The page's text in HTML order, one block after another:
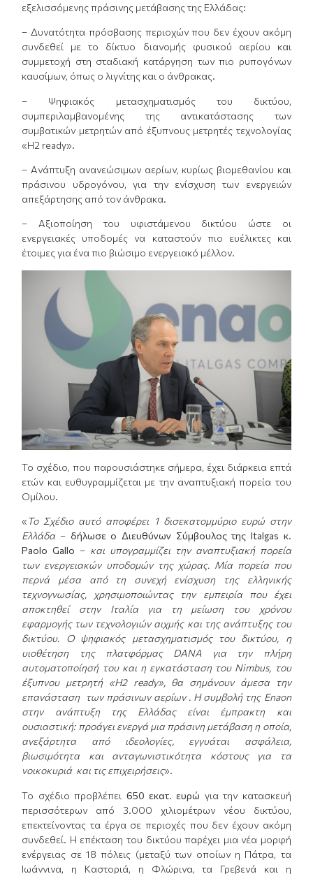
εξελισσόμενης πράσινης μετάβασης της Ελλάδας:
– Δυνατότητα πρόσβασης περιοχών που δεν έχουν ακόμη
συνδεθεί με το δίκτυο διανομής φυσικού αερίου και
συμμετοχή στη σταδιακή κατάργηση των πιο ρυπογόνων
καυσίμων, όπως ο λιγνίτης και ο άνθρακας.
– Ψηφιακός μετασχηματισμός του δικτύου,
συμπεριλαμβανομένης της αντικατάστασης των
συμβατικών μετρητών από έξυπνους μετρητές τεχνολογίας
«H2 ready».
– Ανάπτυξη ανανεώσιμων αερίων, κυρίως βιομεθανίου και
πράσινου υδρογόνου, για την ενίσχυση των ενεργειών
απεξάρτησης από τον άνθρακα.
– Αξιοποίηση του υφιστάμενου δικτύου ώστε οι
ενεργειακές υποδομές να καταστούν πιο ευέλικτες και
έτοιμες για ένα πιο βιώσιμο ενεργειακό μέλλον.
Το σχέδιο, που παρουσιάστηκε σήμερα, έχει διάρκεια επτά
ετών και ευθυγραμμίζεται με την αναπτυξιακή πορεία του
Ομίλου.
«Το Σχέδιο αυτό αποφέρει 1 δισεκατομμύριο ευρώ στην
Ελλάδα– δήλωσε ο Διευθύνων Σύμβουλος της Italgas κ.
Paolo Gallo – και υπογραμμίζει την αναπτυξιακή πορεία
των ενεργειακών υποδομών της χώρας. Μία πορεία που
περνά μέσα από τη συνεχή ενίσχυση της ελληνικής
τεχνογνωσίας, χρησιμοποιώντας την εμπειρία που έχει
αποκτηθεί στην Ιταλία για τη μείωση του χρόνου
εφαρμογής των τεχνολογιών αιχμής και της ανάπτυξης του
δικτύου. Ο ψηφιακός μετασχηματισμός του δικτύου, η
υιοθέτηση της πλατφόρμας DANA για την πλήρη
αυτοματοποίησή του και η εγκατάσταση του Nimbus, του
έξυπνου μετρητή «H2 ready», θα σημάνουν άμεσα την
επανάσταση των πράσινων αερίων . Η συμβολή της Enaon
στην ανάπτυξη της Ελλάδας είναι έμπρακτη και
ουσιαστική: προάγει ενεργά μια πράσινη μετάβαση η οποία,
ανεξάρτητα από ιδεολογίες, εγγυάται ασφάλεια,
βιωσιμότητα και ανταγωνιστικότητα κόστους για τα
νοικοκυριά και τις επιχειρήσεις».
Το σχέδιο προβλέπει 650 εκατ. ευρώ για την κατασκευή
περισσότερων από 3.000 χιλιομέτρων νέου δικτύου,
επεκτείνοντας τα έργα σε περιοχές που δεν έχουν ακόμη
συνδεθεί. Η επέκταση του δικτύου παρέχει μια νέα μορφή
ενέργειας σε 18 πόλεις (μεταξύ των οποίων η Πάτρα, τα
Ιωάννινα, η Καστοριά, η Φλώρινα, τα Γρεβενά και η